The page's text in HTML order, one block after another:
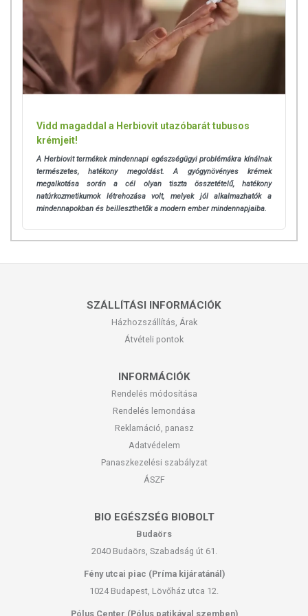
Ebben a balzsamban azokat a gyógynövényeket gyűjtöttük össze,
amelyek valódi
enyhülést és érzéstelenítést hoznak
Megrándult? Nyilallani kezdett? Esetleg kar, láb, hát, derék, csípő
fájdalmak léptek fel? Használd a bajban, a gyógynövények
hatékonysága nem marad el!
kurkuma, levendula. A gyömbér népszerűségét annak köszönheti,
hogy összetevőjében olyan hatóanyagok találhatóak, amelyek
nagyszerűgörcsoldók, gyulladáscsökkentők. Különösen ajánlott
reumatikus és ízületi fájdalmak enyhítésére. A levendula illóolaja már
évszázadok óta közismert.
Nyugtató, gyulladáscsökkentő tulajdonsága miatt előszeretettel
pedig az egyik leghatékonyabb gyulladáscsökkentő.
hatóanyag (eugenol) az ízületi fájdalommal küszködők esetében
mentol, kamilla, árnika, gyömbér kivonat, rozmaring, eukaliptusz,
boróka, kakukkfű, levendula, szegfűszeg, vadgesztenye E
gyógynövények pontos és szakszerű felhasználásával lett valóban
HASZNÁLATI ÚTMUTATÓ
Használat / figyelmeztetés: Naponta kétszer, reggel és este kenje a
teljesen fel nem szívódik! Kizárólag külső használatra! Szembe ne
bőrpírt okozhat, ezért használata előtt ajánlatos bőrpróbát végezni.
Az általunk gyártott krémek, balzsamok esetén, szülés előtt és után is
alkalmazhatják a kismamák a készítményeket!
Vidd magaddal a Herbiovit utazóbarát tubusos
krémjeit!
A Herbiovit termékek mindennapi egészségügyi problémákra kínálnak
természetes, hatékony megoldást. A gyógynövényes krémek
megalkotása során a cél olyan tiszta összetételű, hatékony
natúrkozmetikumok létrehozása volt, melyek jól alkalmazhatók a
mindennapokban és beilleszthetők a modern ember mindennapjaiba.
SZÁLLÍTÁSI INFORMÁCIÓK
Házhozszállítás, Árak
Átvételi pontok
INFORMÁCIÓK
Rendelés módosítása
Rendelés lemondása
Reklamáció, panasz
Adatvédelem
Panaszkezelési szabályzat
ÁSZF
BIO EGÉSZSÉG BIOBOLT
Budaörs
2040 Budaörs, Szabadság út 61.
Fény utcai piac (Príma kijáratánál)
1024 Budapest, Lövőház utca 12.
Pólus Center (Pólus patikával szemben)